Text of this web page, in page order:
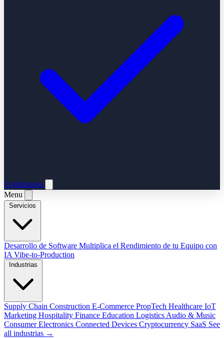
Contáctanos
Menu
Desarrollo de Software Multiplica el Rendimiento de tu Equipo con
IA Vibe-to-Production
Supply Chain Construction E-Commerce PropTech Healthcare IoT
Marketing Hospitality Finance Education Logistics Audio & Music
Consumer Electronics Connected Devices Cryptocurrency SaaS See
all industrias →